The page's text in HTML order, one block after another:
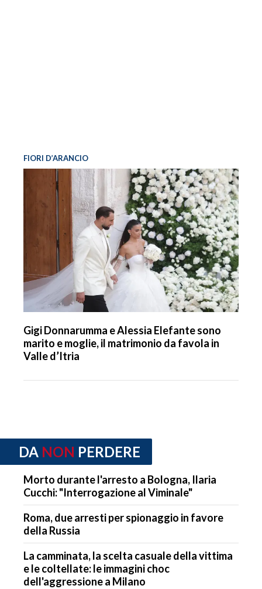
FIORI D’ARANCIO
Gigi Donnarumma e Alessia Elefante sono
marito e moglie, il matrimonio da favola in
Valle d’Itria
DA NON PERDERE
Morto durante l'arresto a Bologna, Ilaria
Cucchi: "Interrogazione al Viminale"
Roma, due arresti per spionaggio in favore
della Russia
La camminata, la scelta casuale della vittima
e le coltellate: le immagini choc
dell'aggressione a Milano